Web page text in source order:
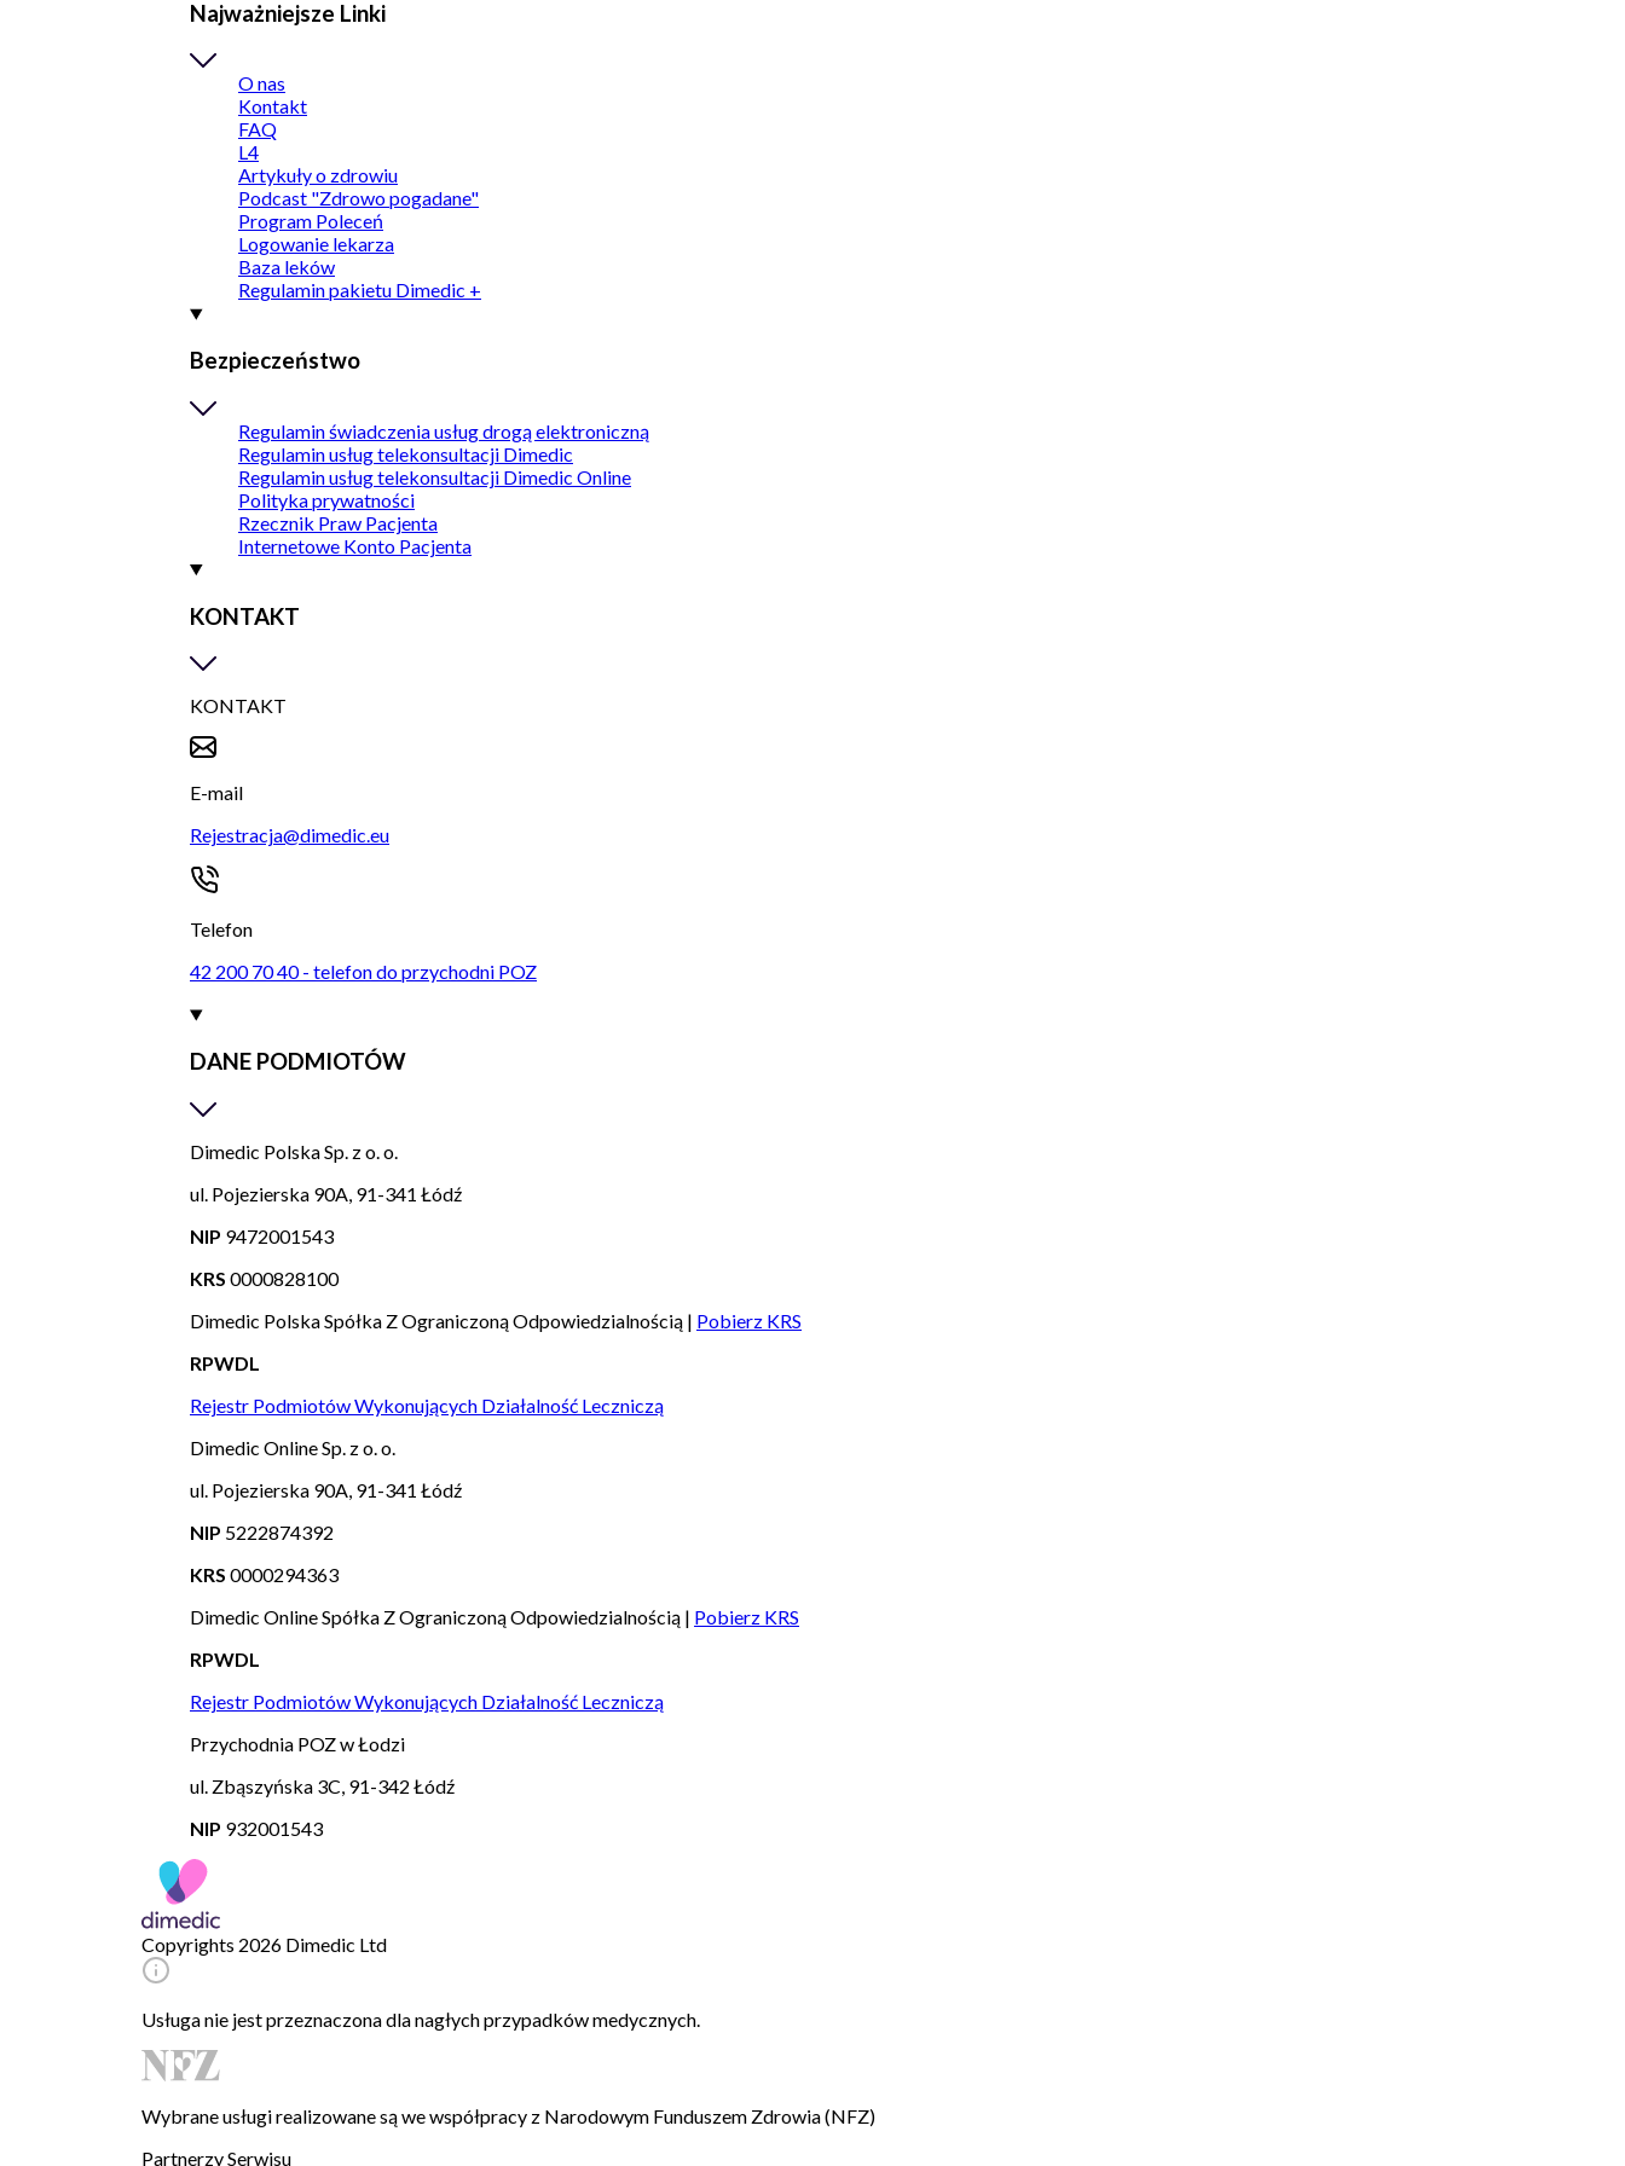
Najważniejsze Linki
O nas
Kontakt
FAQ
L4
Artykuły o zdrowiu
Podcast "Zdrowo pogadane"
Program Poleceń
Logowanie lekarza
Baza leków
Regulamin pakietu Dimedic +
Bezpieczeństwo
Regulamin świadczenia usług drogą elektroniczną
Regulamin usług telekonsultacji Dimedic
Regulamin usług telekonsultacji Dimedic Online
Polityka prywatności
Rzecznik Praw Pacjenta
Internetowe Konto Pacjenta
KONTAKT
KONTAKT
E-mail
Rejestracja@dimedic.eu
Telefon
42 200 70 40 - telefon do przychodni POZ
DANE PODMIOTÓW
Dimedic Polska Sp. z o. o.
ul. Pojezierska 90A, 91-341 Łódź
NIP 9472001543
KRS 0000828100
Dimedic Polska Spółka Z Ograniczoną Odpowiedzialnością | Pobierz KRS
RPWDL
Rejestr Podmiotów Wykonujących Działalność Leczniczą
Dimedic Online Sp. z o. o.
ul. Pojezierska 90A, 91-341 Łódź
NIP 5222874392
KRS 0000294363
Dimedic Online Spółka Z Ograniczoną Odpowiedzialnością | Pobierz KRS
RPWDL
Rejestr Podmiotów Wykonujących Działalność Leczniczą
Przychodnia POZ w Łodzi
ul. Zbąszyńska 3C, 91-342 Łódź
NIP 932001543
Copyrights 2026 Dimedic Ltd
Usługa nie jest przeznaczona dla nagłych przypadków medycznych.
Wybrane usługi realizowane są we współpracy z Narodowym Funduszem Zdrowia (NFZ)
Partnerzy Serwisu